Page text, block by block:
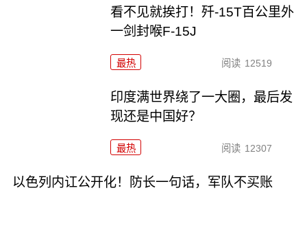
看不见就挨打！歼-15T百公里外
一剑封喉F-15J
最热 阅读 12519
印度满世界绕了一大圈，最后发
现还是中国好？
最热 阅读 12307
以色列内讧公开化！防长一句话，军队不买账